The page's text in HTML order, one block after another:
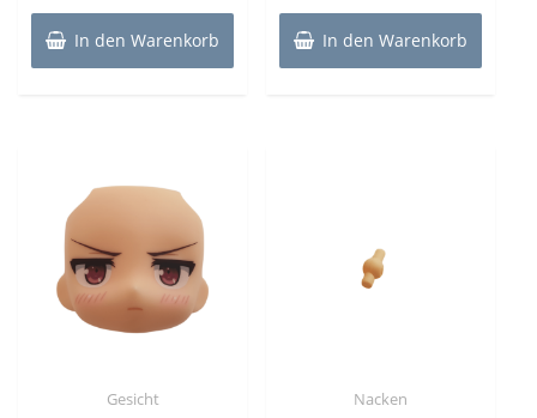
In den Warenkorb In den Warenkorb
Gesicht Nacken